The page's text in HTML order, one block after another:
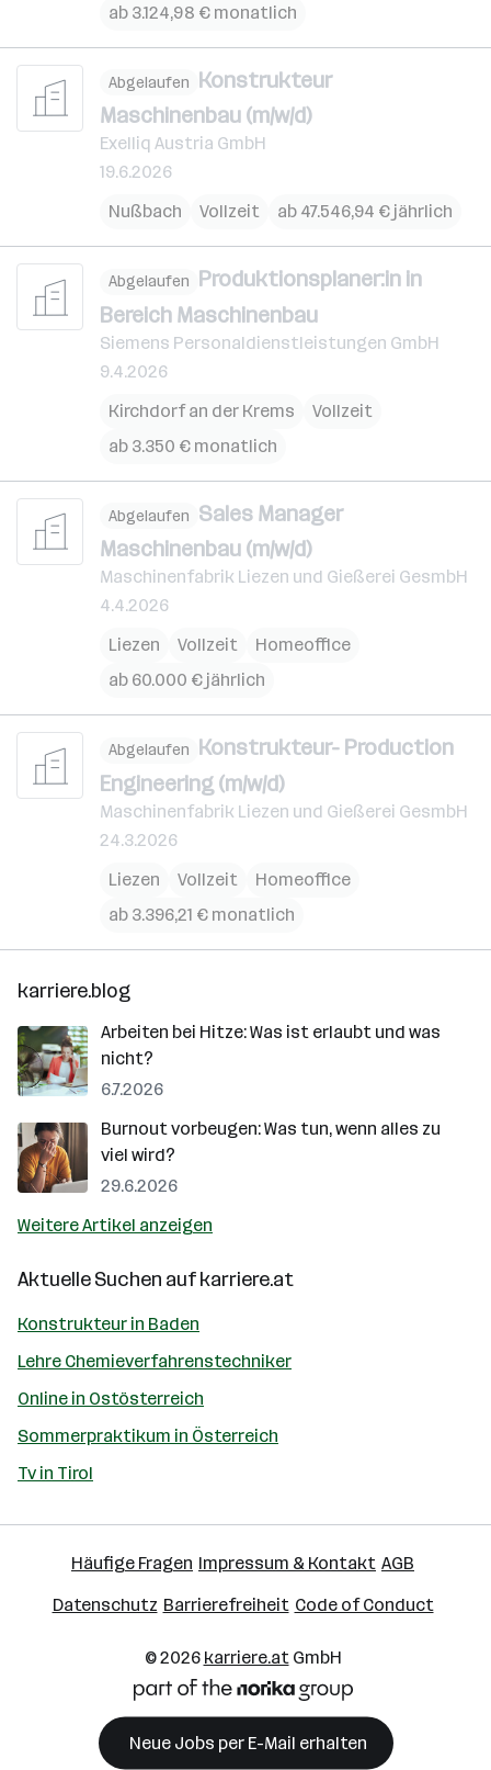
ab 3.124,98 € monatlich
Abgelaufen Konstrukteur
Maschinenbau (m/w/d)
Exelliq Austria GmbH
19.6.2026
Nußbach
Vollzeit ab 47.546,94 € jährlich
Abgelaufen Produktionsplaner:in in
Bereich Maschinenbau
Siemens Personaldienstleistungen GmbH
9.4.2026
Kirchdorf an der Krems
Vollzeit
ab 3.350 € monatlich
Abgelaufen Sales Manager
Maschinenbau (m/w/d)
Maschinenfabrik Liezen und Gießerei GesmbH
4.4.2026
Liezen
Vollzeit
Homeoffice
ab 60.000 € jährlich
Abgelaufen Konstrukteur- Production
Engineering (m/w/d)
Maschinenfabrik Liezen und Gießerei GesmbH
24.3.2026
Liezen
Vollzeit
Homeoffice
ab 3.396,21 € monatlich
karriere.blog
Arbeiten bei Hitze: Was ist erlaubt und was
nicht?
6.7.2026
Burnout vorbeugen: Was tun, wenn alles zu
viel wird?
29.6.2026
Weitere Artikel anzeigen
Aktuelle Suchen aufkarriere.at
Konstrukteur in Baden
Lehre Chemieverfahrenstechniker
Online in Ostösterreich
Sommerpraktikum in Österreich
Tv in Tirol
Häufige Fragen Impressum & Kontakt AGB
Datenschutz Barrierefreiheit Code of Conduct
© 2026 karriere.at GmbH
Neue Jobs per E-Mail erhalten